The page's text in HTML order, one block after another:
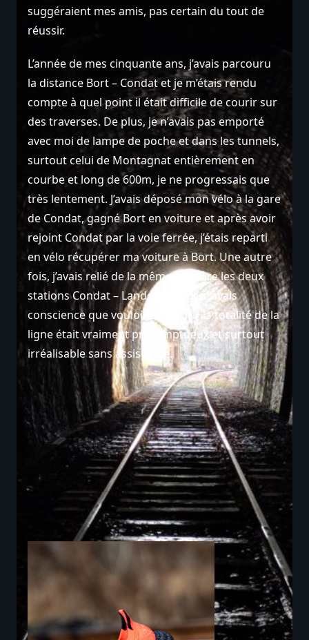
suggéraient mes amis, pas certain du tout de
réussir.
L’année de mes cinquante ans, j’avais parcouru
la distance Bort – Condat et je m’étais rendu
compte à quel point il était difficile de courir sur
des traverses. De plus, je n’avais pas emporté
avec moi de lampe de poche et dans les tunnels,
surtout celui de Montagnat entièrement en
courbe et long de 600m, je ne progressais que
très lentement. J’avais déposé mon vélo à la gare
de Condat, gagné Bort en voiture et après avoir
rejoint Condat par la voie ferrée, j’étais reparti
en vélo récupérer ma voiture à Bort. Une autre
fois, j’avais relié de la même manière les deux
stations Condat – Landeyrat, mais j’avais
conscience que vouloir parcourir la totalité de la
ligne était vraiment présomptueux et surtout
irréalisable sans assistance.